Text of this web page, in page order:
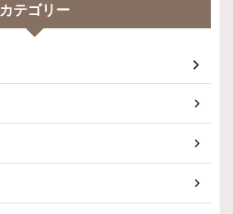
カテゴリー